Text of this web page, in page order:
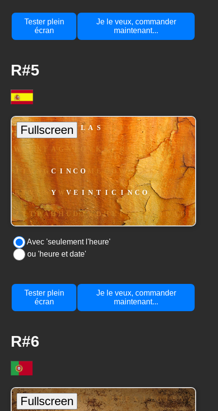
Tester plein
écran
Je le veux, commander
maintenant...
R#5
Avec 'seulement l'heure'
ou 'heure et date'
Tester plein
écran
Je le veux, commander
maintenant...
R#6